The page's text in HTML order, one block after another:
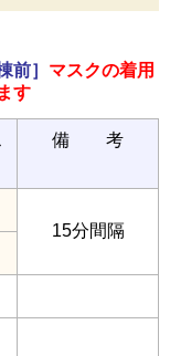
前］ マスクの着用
す
備 考
15分間隔